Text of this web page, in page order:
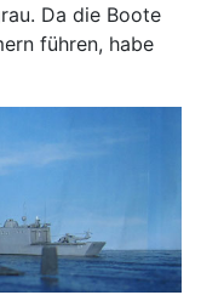
Da die Boote
führen, habe